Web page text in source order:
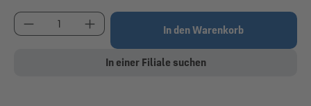
Produkt Anzahl: Gib den gewünschten Wert ein
In den Warenkorb
In einer Filiale suchen